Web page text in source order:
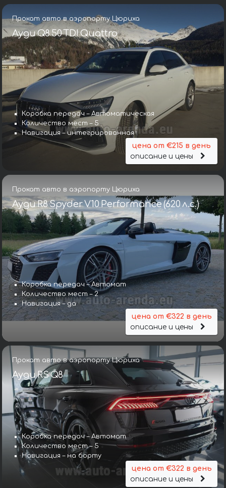
Прокат авто в аэропорту Цюриха
Ауди Q8 50 TDI Quattro
Коробка передач – Автоматическая
Количество мест – 5
Навигация – интегрированная
цена от €215 в день
описание и цены
Прокат авто в аэропорту Цюриха
Ауди R8 Spyder V10 Performance (620 л.с.)
Коробка передач – Автомат
Количество мест – 2
Навигация – да
цена от €322 в день
описание и цены
Прокат авто в аэропорту Цюриха
Ауди RS Q8
Коробка передач – Автомат
Количество мест – 5
Навигация – на борту
цена от €322 в день
описание и цены